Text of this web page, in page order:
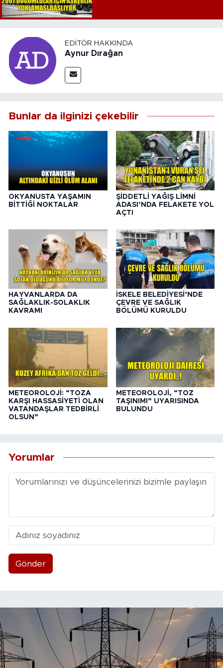
EDITÖR HAKKINDA
Aynur Dırağan
Bunlar da ilginizi çekebilir
OKYANUSTA YAŞAMIN
BİTTİĞİ NOKTALAR
ŞİDDETLİ YAĞIŞ LİMNİ
ADASI’NDA FELAKETE YOL
AÇTI
HAYVANLARDA DA
SAĞLAKLIK-SOLAKLIK
KAVRAMI
İSKELE BELEDİYESİ’NDE
ÇEVRE VE SAĞLIK
BÖLÜMÜ KURULDU
METEOROLOJİ: “TOZA
KARŞI HASSASİYETİ OLAN
VATANDAŞLAR TEDBİRLİ
OLSUN”
METEOROLOJİ, “TOZ
TAŞINIMI” UYARISINDA
BULUNDU
Yorumlar
Gönder